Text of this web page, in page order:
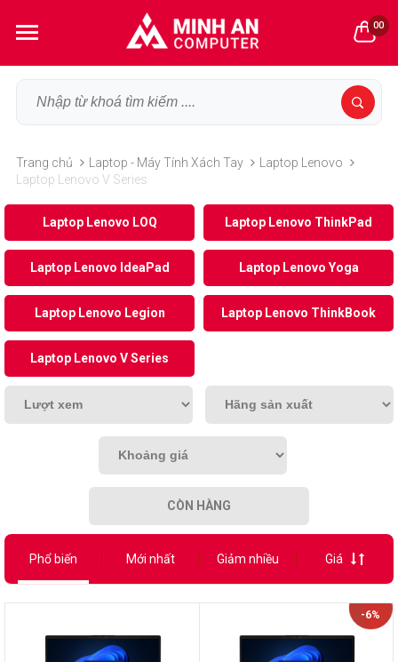
00
Trang chủ Laptop - Máy Tính Xách Tay
Laptop Lenovo
Laptop Lenovo V Series
Laptop Lenovo LOQ Laptop Lenovo ThinkPad
Laptop Lenovo IdeaPad Laptop Lenovo Yoga
Laptop Lenovo Legion Laptop Lenovo ThinkBook
Laptop Lenovo V Series
CÒN HÀNG
Phổ biến Mới nhất Giảm nhiều Giá
-6%